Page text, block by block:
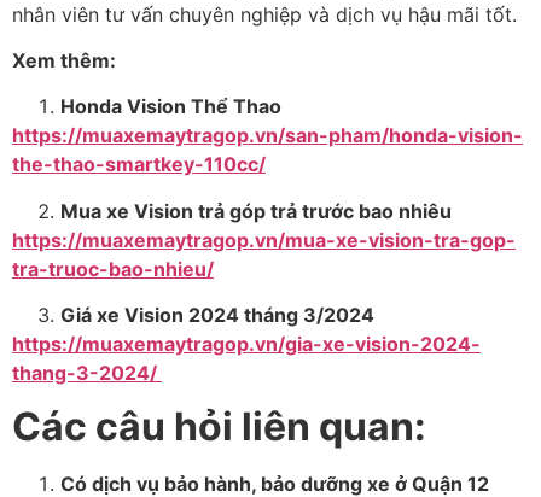
nhân viên tư vấn chuyên nghiệp và dịch vụ hậu mãi tốt.
Xem thêm:
Honda Vision Thể Thao
https://muaxemaytragop.vn/san-pham/honda-vision-
the-thao-smartkey-110cc/
Mua xe Vision trả góp trả trước bao nhiêu
https://muaxemaytragop.vn/mua-xe-vision-tra-gop-
tra-truoc-bao-nhieu/
Giá xe Vision 2024 tháng 3/2024
https://muaxemaytragop.vn/gia-xe-vision-2024-
thang-3-2024/
Các câu hỏi liên quan:
Có dịch vụ bảo hành, bảo dưỡng xe ở Quận 12